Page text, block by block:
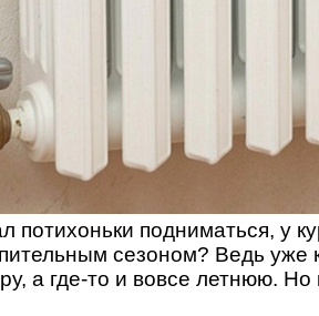
потихоньки подниматься, у
сезоном? Ведь уже
а где-то и вовсе летнюю.